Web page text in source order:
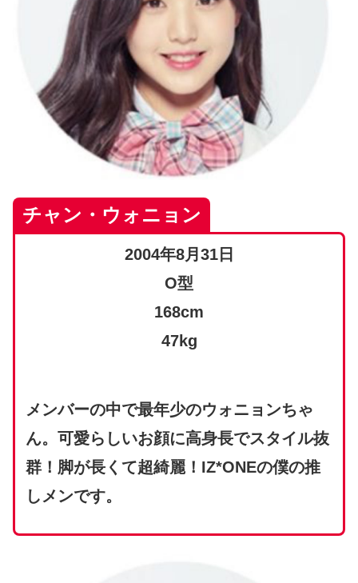
チャン・ウォニョン
2004年8月31日
O型
168cm
47kg
メンバーの中で最年少のウォニョンちゃ
ん。可愛らしいお顔に高身長でスタイル抜
群！脚が長くて超綺麗！IZ*ONEの僕の推
しメンです。